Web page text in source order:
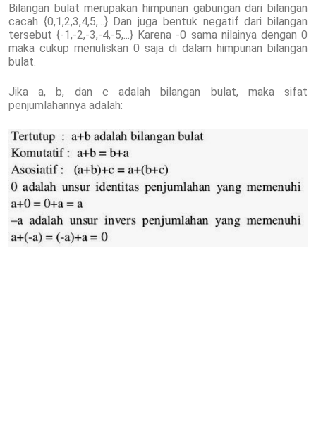
Bilangan bulat merupakan himpunan gabungan dari bilangan
cacah {0,1,2,3,4,5,...} Dan juga bentuk negatif dari bilangan
tersebut {-1,-2,-3,-4,-5,...} Karena -0 sama nilainya dengan 0
maka cukup menuliskan 0 saja di dalam himpunan bilangan
bulat.
Jika a, b, dan c adalah bilangan bulat, maka sifat
penjumlahannya adalah: